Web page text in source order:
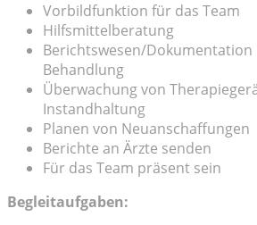
Vorbildfunktion für das Team
Hilfsmittelberatung
Berichtswesen/Dokumentation
Behandlung
Überwachung von
Instandhaltung
Planen von Neuanschaffungen
Berichte an Ärzte senden
Für das Team präsent sein
Begleitaufgaben: